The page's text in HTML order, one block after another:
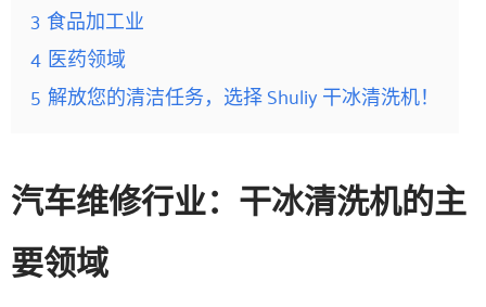
3 食品加工业
4 医药领域
5 解放您的清洁任务，选择 Shuliy 干冰清洗机！
汽车维修行业：干冰清洗机的主
要领域